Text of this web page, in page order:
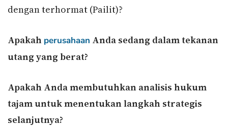
dengan terhormat (Pailit)?
Apakah perusahaan Anda sedang dalam tekanan
utang yang berat?
Apakah Anda membutuhkan analisis hukum
tajam untuk menentukan langkah strategis
selanjutnya?